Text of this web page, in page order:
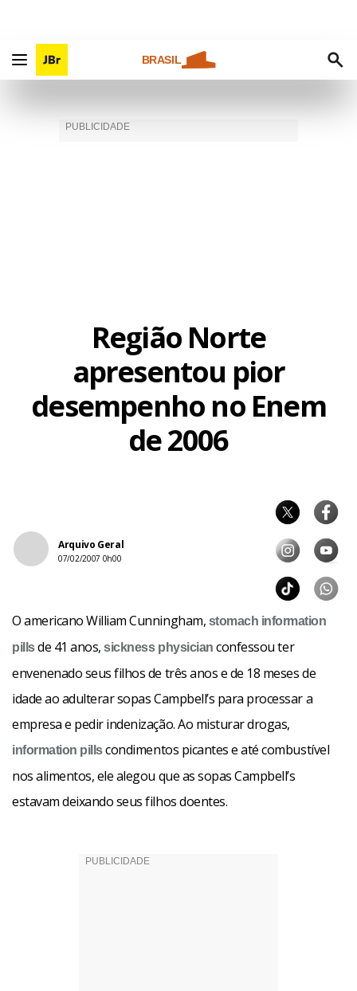
BRASIL
Região Norte
apresentou pior
desempenho no Enem
de 2006
Arquivo Geral
07/02/2007 0h00
O americano William Cunningham, stomach information
pillsde 41 anos,sickness physician confessou ter
envenenado seus filhos de três anos e de 18 meses de
idade ao adulterar sopas Campbell’s para processar a
empresa e pedir indenização. Ao misturar drogas,
information pillscondimentos picantes e até combustível
nos alimentos, ele alegou que as sopas Campbell’s
estavam deixando seus filhos doentes.